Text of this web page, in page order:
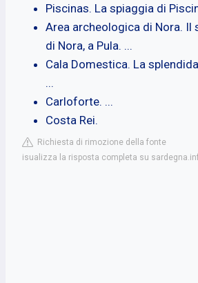
Piscinas. La spiaggia di
Area archeologica di Nora. Il
di Nora, a Pula. ...
Cala Domestica. La
...
Carloforte. ...
Costa Rei.
Richiesta di rimozione della fonte
isualizza la risposta completa su